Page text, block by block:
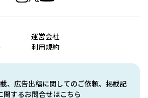
、広告出稿に関してのご依頼、掲載記
関するお問合せはこちら
運営会社
利用規約